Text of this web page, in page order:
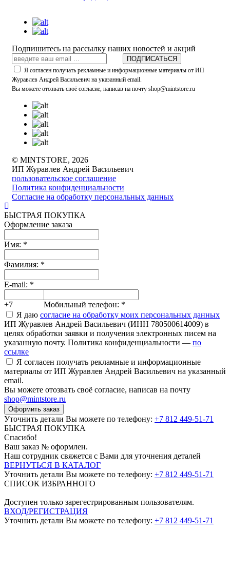
Подпишитесь на рассылку наших новостей и акций
ПОДПИСАТЬСЯ
Я согласен получать рекламные и информационные материалы от ИП
Журавлев Андрей Васильевич на указанный email.
Вы можете отозвать своё согласие, написав на почту shop@mintstore.ru
© MINTSTORE, 2026
ИП Журавлев Андрей Васильевич
пользовательское соглашение
Политика конфиденциальности
Согласие на обработку персональных данных
БЫСТРАЯ ПОКУПКА
Оформление заказа
Имя: *
Фамилия: *
E-mail: *
+7 Мобильный телефон: *
Я даю согласие на обработку моих персональных данных
ИП Журавлев Андрей Васильевич (ИНН 780500614009) в
целях обработки заявки и получения электронных писем на
указанную почту. Политика конфиденциальности — по
ссылке
Я согласен получать рекламные и информационные
материалы от ИП Журавлев Андрей Васильевич на указанный
email.
Вы можете отозвать своё согласие, написав на почту
shop@mintstore.ru
Оформить заказ
Уточнить детали Вы можете по телефону: +7 812 449-51-71
БЫСТРАЯ ПОКУПКА
Спасибо!
Ваш заказ № оформлен.
Наш сотрудник свяжется с Вами для уточнения деталей
ВЕРНУТЬСЯ В КАТАЛОГ
Уточнить детали Вы можете по телефону: +7 812 449-51-71
СПИСОК ИЗБРАННОГО
Доступен только зарегестрированным пользователям.
ВХОД/РЕГИСТРАЦИЯ
Уточнить детали Вы можете по телефону: +7 812 449-51-71